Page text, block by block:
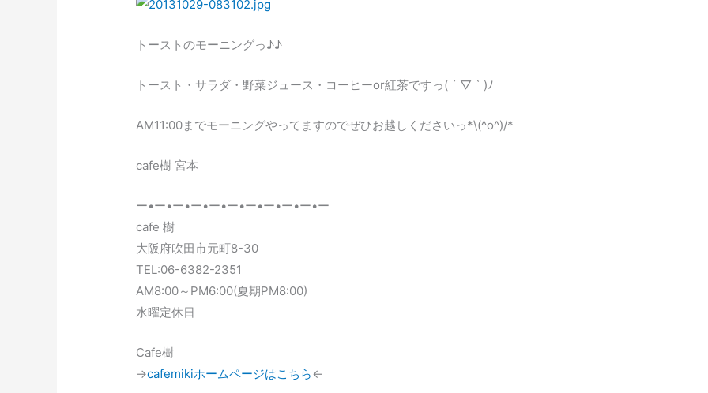
トーストのモーニングっ♪♪
トースト・サラダ・野菜ジュース・コーヒーor紅茶ですっ( ´ ▽ ` )ﾉ
AM11:00までモーニングやってますのでぜひお越しくださいっ*\(^o^)/*
cafe樹 宮本
ー•ー•ー•ー•ー•ー•ー•ー•ー•ー•ー
cafe 樹
大阪府吹田市元町8-30
TEL:06-6382-2351
AM8:00～PM6:00(夏期PM8:00)
水曜定休日
Cafe樹
→cafemikiホームページはこちら←